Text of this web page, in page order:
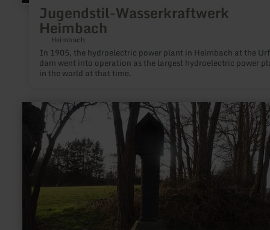
Jugendstil-Wasserkraftwerk
Heimbach
Heimbach
In 1905, the hydroelectric power plant in Heimbach at the
dam went into operation as the largest hydroelectric power
in the world at that time.
learn
about:
Golokreuz